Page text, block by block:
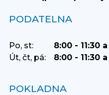
PODATELNA
Po, st:
8:00 - 11:30
Út, čt, pá:
8:00 - 11:30
POKLADNA